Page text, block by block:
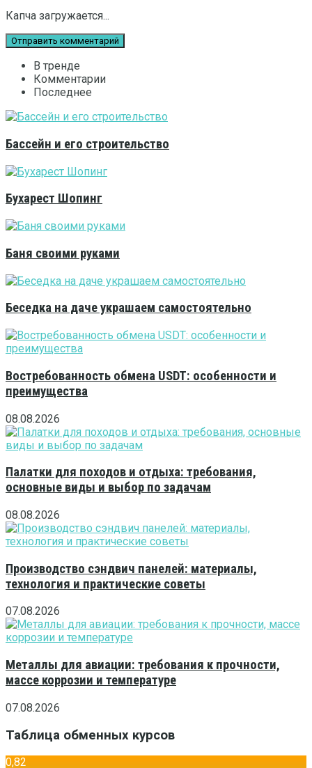
Капча загружается...
В тренде
Комментарии
Последнее
Бассейн и его строительство
Бухарест Шопинг
Баня своими руками
Беседка на даче украшаем самостоятельно
Востребованность обмена USDT: особенности и
преимущества
08.08.2026
Палатки для походов и отдыха: требования,
основные виды и выбор по задачам
08.08.2026
Производство сэндвич панелей: материалы,
технология и практические советы
07.08.2026
Металлы для авиации: требования к прочности,
массе коррозии и температуре
07.08.2026
Таблица обменных курсов
0,82